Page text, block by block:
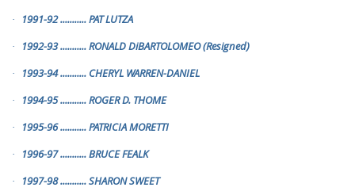
· 1991-92...........PAT LUTZA
· 1992-93...........RONALD DiBARTOLOMEO (Resigned)
· 1993-94........... CHERYL WARREN-DANIEL
· 1994-95...........ROGER D. THOME
· 1995-96...........PATRICIA MORETTI
· 1996-97...........BRUCE FEALK
· 1997-98...........SHARON SWEET